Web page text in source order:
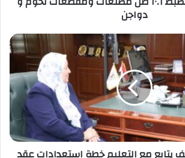
دواجن
مع التعليم خطة استعدادات عقد